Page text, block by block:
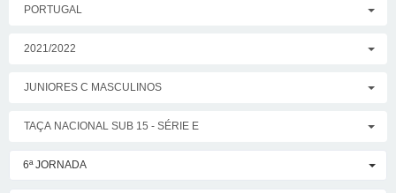
PORTUGAL
2021/2022
JUNIORES C MASCULINOS
TAÇA NACIONAL SUB 15 - SÉRIE E
6ª JORNADA